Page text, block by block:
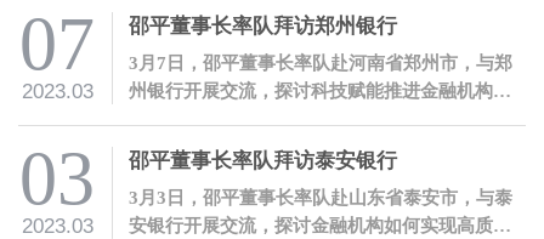
07
2023.03
邵平董事长率队拜访郑州银行
3月7日，邵平董事长率队赴河南省郑州市，与郑
州银行开展交流，探讨科技赋能推进金融机构高
03
2023.03
邵平董事长率队拜访泰安银行
3月3日，邵平董事长率队赴山东省泰安市，与泰
安银行开展交流，探讨金融机构如何实现高质量